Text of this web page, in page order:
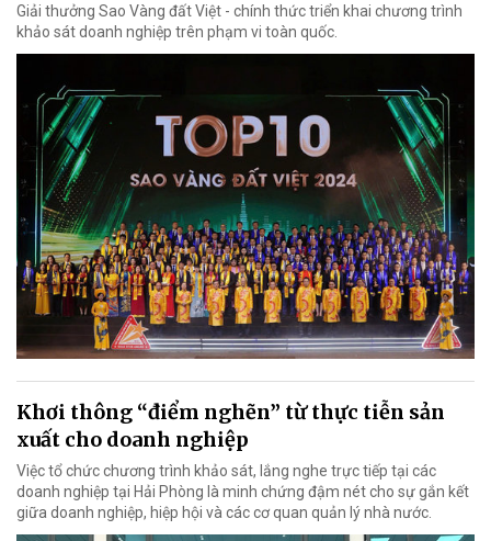
Giải thưởng Sao Vàng đất Việt - chính thức triển khai chương trình
khảo sát doanh nghiệp trên phạm vi toàn quốc.
Khơi thông “điểm nghẽn” từ thực tiễn sản
xuất cho doanh nghiệp
Việc tổ chức chương trình khảo sát, lắng nghe trực tiếp tại các
doanh nghiệp tại Hải Phòng là minh chứng đậm nét cho sự gắn kết
giữa doanh nghiệp, hiệp hội và các cơ quan quản lý nhà nước.